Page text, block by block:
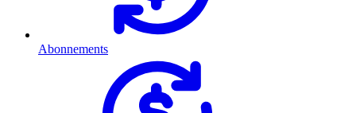
Abonnements